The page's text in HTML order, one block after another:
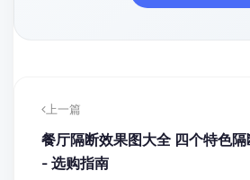
上一篇
餐厅隔断效果图大全 四个特色
- 选购指南